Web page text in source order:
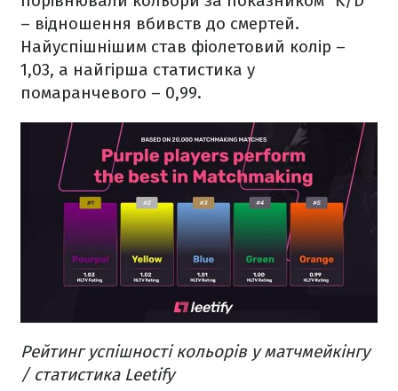
– відношення вбивств до смертей.
Найуспішнішим став фіолетовий колір –
1,03, а найгірша статистика у
помаранчевого – 0,99.
Рейтинг успішності кольорів у матчмейкінгу
/ статистика Leetify